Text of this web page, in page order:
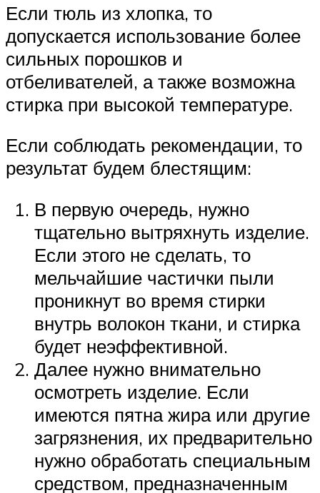
Если тюль из хлопка, то
допускается использование более
сильных порошков и
отбеливателей, а также возможна
стирка при высокой температуре.
Если соблюдать рекомендации, то
результат будем блестящим:
В первую очередь, нужно
тщательно вытряхнуть изделие.
Если этого не сделать, то
мельчайшие частички пыли
проникнут во время стирки
внутрь волокон ткани, и стирка
будет неэффективной.
Далее нужно внимательно
осмотреть изделие. Если
имеются пятна жира или другие
загрязнения, их предварительно
нужно обработать специальным
средством, предназначенным